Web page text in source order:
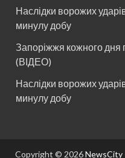
Наслідки ворожих
минулу добу
Запоріжжя кожного дня
(ВІДЕО)
Наслідки ворожих
минулу добу
Copyright © 2026NewsCity